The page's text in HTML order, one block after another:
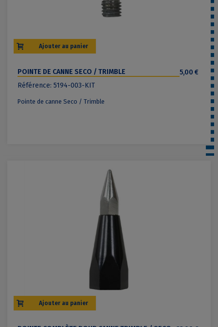
Ajouter au panier
POINTE DE CANNE SECO / TRIMBLE 5,00 €
Référence: 5194-003-KIT
Pointe de canne Seco / Trimble
Ajouter au panier